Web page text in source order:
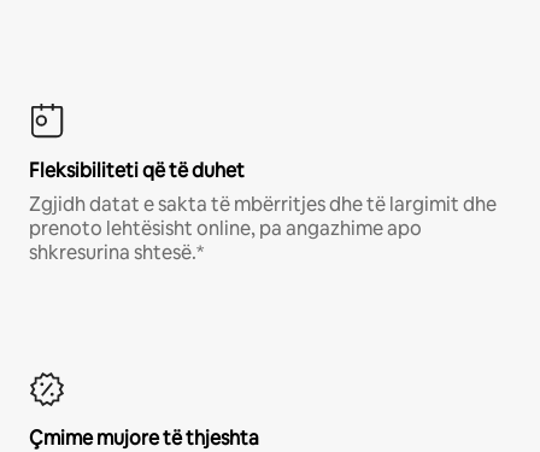
Fleksibiliteti që të duhet
Zgjidh datat e sakta të mbërritjes dhe të largimit dhe
prenoto lehtësisht online, pa angazhime apo
shkresurina shtesë.*
Çmime mujore të thjeshta